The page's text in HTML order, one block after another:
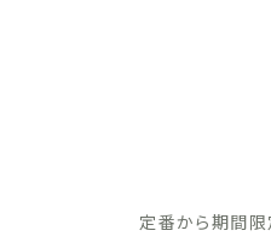
定番から期間限